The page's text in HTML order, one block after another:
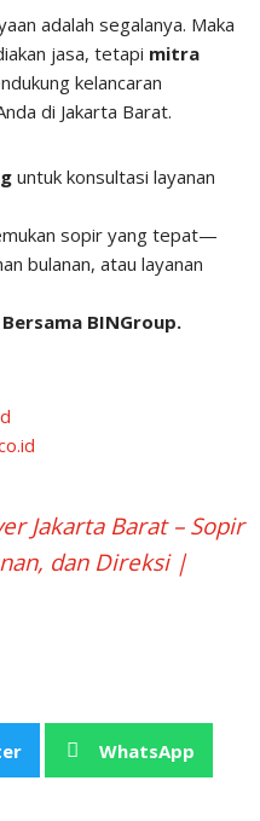
adalah segalanya. Maka
jasa, tetapi mitra
kelancaran
di Jakarta Barat.
untuk konsultasi layanan
sopir yang tepat—
bulanan, atau layanan
BINGroup.
Jakarta Barat – Sopir
dan Direksi |
WhatsApp